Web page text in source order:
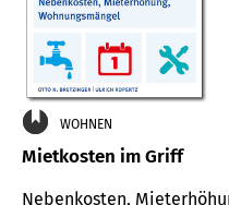
WOHNEN
Mietkosten im Griff
Nebenkosten,